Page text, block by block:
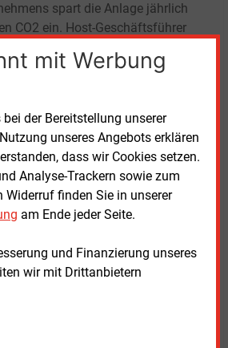
mit Werbung
der Bereitstellung unserer
unseres Angebots erklären
dass wir Cookies setzen.
Analyse-Trackern sowie zum
Widerruf finden Sie in unserer
am Ende jeder Seite.
und Finanzierung unseres
wir mit Drittanbietern
spart die Anlage jährlich
CO2 ein. Host-Geschäftsführer
für den Umstieg auf CO2-
„Dieses Projekt zeigt, wie
können – ohne
auf ihre Kernprozesse.“
Projekte zur
von Industrieunternehmen. Im
zur Bereitstellung von